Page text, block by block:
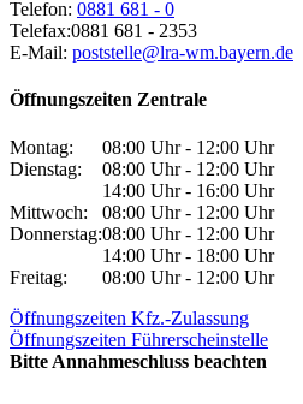
Telefon: 0881 681 - 0
Telefax:0881 681 - 2353
E-Mail: poststelle@lra-wm.bayern.de
Öffnungszeiten Zentrale
Montag:
08:00 Uhr - 12:00 Uhr
Dienstag:
08:00 Uhr - 12:00 Uhr
14:00 Uhr - 16:00 Uhr
Mittwoch:
08:00 Uhr - 12:00 Uhr
Donnerstag:08:00 Uhr - 12:00 Uhr
14:00 Uhr - 18:00 Uhr
Freitag:
08:00 Uhr - 12:00 Uhr
Öffnungszeiten Kfz.-Zulassung
Öffnungszeiten Führerscheinstelle
Bitte Annahmeschluss beachten